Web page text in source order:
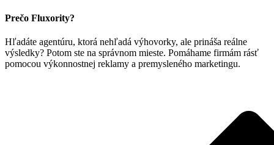
Prečo Fluxority?
Hľadáte agentúru, ktorá nehľadá výhovorky, ale prináša reálne
výsledky? Potom ste na správnom mieste. Pomáhame firmám rásť
pomocou výkonnostnej reklamy a premysleného marketingu.